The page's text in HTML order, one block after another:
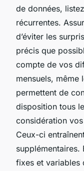
de données,
récurrentes.
d’éviter les
précis que
compte de vos
mensuels, même
permettent de
disposition tous
considération
Ceux-ci
supplémentaires.
fixes et variables